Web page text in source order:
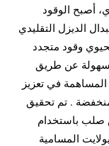
أصبح الوقود
الديزل التقليدي
وقود متجدد
بسهولة عن طريق
في تعزيز
. تم تحقيق
صلب باستخدام
المسامية